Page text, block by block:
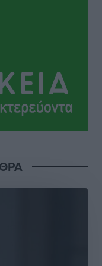
της Ρόδου
Φροντίδα
– Ενισχύουμε